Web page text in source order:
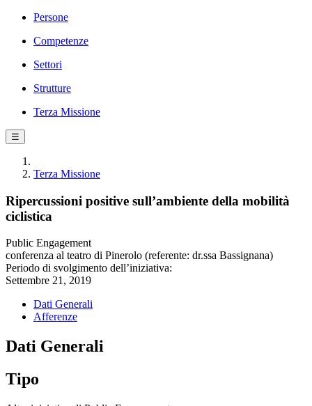
Persone
Competenze
Settori
Strutture
Terza Missione
☰
Terza Missione
Ripercussioni positive sull’ambiente della mobilità
ciclistica
Public Engagement
conferenza al teatro di Pinerolo (referente: dr.ssa Bassignana)
Periodo di svolgimento dell’iniziativa:
Settembre 21, 2019
Dati Generali
Afferenze
Dati Generali
Tipo